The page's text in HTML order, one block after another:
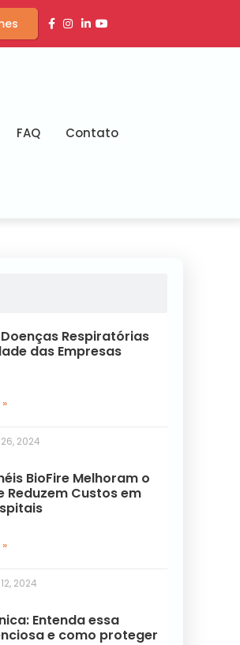
FAQ Contato
Respiratórias
das Empresas
2024
BioFire Melhoram o
Reduzem Custos em
2024
Entenda essa
e como proteger